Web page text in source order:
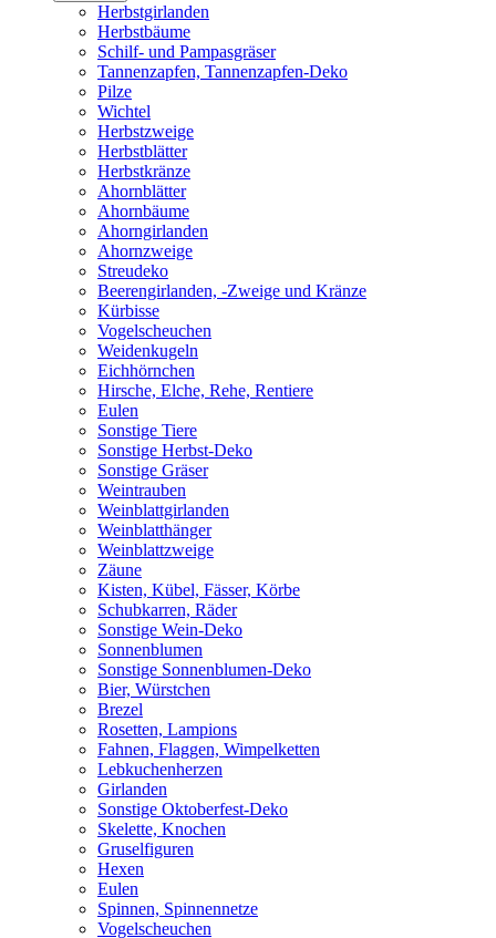
Herbstgirlanden
Herbstbäume
Schilf- und Pampasgräser
Tannenzapfen, Tannenzapfen-Deko
Pilze
Wichtel
Herbstzweige
Herbstblätter
Herbstkränze
Ahornblätter
Ahornbäume
Ahorngirlanden
Ahornzweige
Streudeko
Beerengirlanden, -Zweige und Kränze
Kürbisse
Vogelscheuchen
Weidenkugeln
Eichhörnchen
Hirsche, Elche, Rehe, Rentiere
Eulen
Sonstige Tiere
Sonstige Herbst-Deko
Sonstige Gräser
Weintrauben
Weinblattgirlanden
Weinblatthänger
Weinblattzweige
Zäune
Kisten, Kübel, Fässer, Körbe
Schubkarren, Räder
Sonstige Wein-Deko
Sonnenblumen
Sonstige Sonnenblumen-Deko
Bier, Würstchen
Brezel
Rosetten, Lampions
Fahnen, Flaggen, Wimpelketten
Lebkuchenherzen
Girlanden
Sonstige Oktoberfest-Deko
Skelette, Knochen
Gruselfiguren
Hexen
Eulen
Spinnen, Spinnennetze
Vogelscheuchen